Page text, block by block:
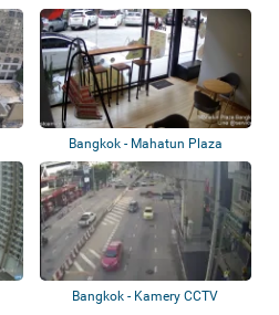
Bangkok - Mahatun Plaza
Bangkok - Kamery CCTV